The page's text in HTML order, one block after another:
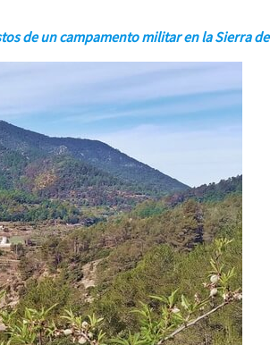
de un campamento militar en la Sierra